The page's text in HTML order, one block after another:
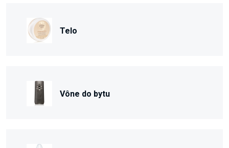
Telo
Vône do bytu